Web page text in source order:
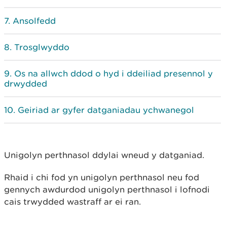
Ansolfedd
Trosglwyddo
Os na allwch ddod o hyd i ddeiliad presennol y
drwydded
Geiriad ar gyfer datganiadau ychwanegol
Unigolyn perthnasol ddylai wneud y datganiad.
Rhaid i chi fod yn unigolyn perthnasol neu fod
gennych awdurdod unigolyn perthnasol i lofnodi
cais trwydded wastraff ar ei ran.